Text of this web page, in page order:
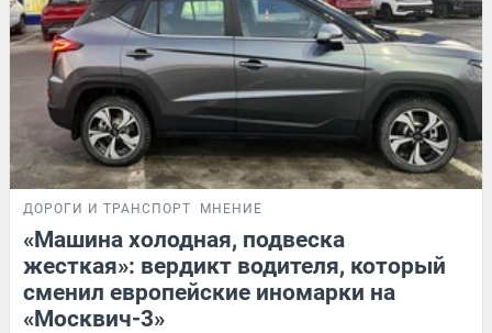
ДОРОГИ И ТРАНСПОРТ МНЕНИЕ
«Машина холодная, подвеска
жесткая»: вердикт водителя, который
сменил европейские иномарки на
«Москвич-3»